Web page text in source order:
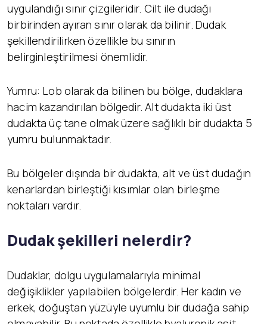
uygulandığı sınır çizgileridir. Cilt ile dudağı
birbirinden ayıran sınır olarak da bilinir. Dudak
şekillendirilirken özellikle bu sınırın
belirginleştirilmesi önemlidir.
Yumru: Lob olarak da bilinen bu bölge, dudaklara
hacim kazandırılan bölgedir. Alt dudakta iki üst
dudakta üç tane olmak üzere sağlıklı bir dudakta 5
yumru bulunmaktadır.
Bu bölgeler dışında bir dudakta, alt ve üst dudağın
kenarlardan birleştiği kısımlar olan birleşme
noktaları vardır.
Dudak şekilleri nelerdir?
Dudaklar, dolgu uygulamalarıyla minimal
değişiklikler yapılabilen bölgelerdir. Her kadın ve
erkek, doğuştan yüzüyle uyumlu bir dudağa sahip